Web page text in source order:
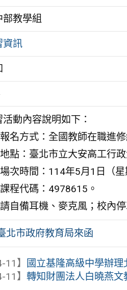
部教學組
資訊
活動內容說明如下：
名方式：全國教師在職進
點：臺北市立大安高工行
次時間：114年5月1日（
程代碼：4978615。
自備耳機、麥克風；校內
北市政府教育局來函
11】
國立基隆高級中學辦
11】轉知財團法人白曉燕